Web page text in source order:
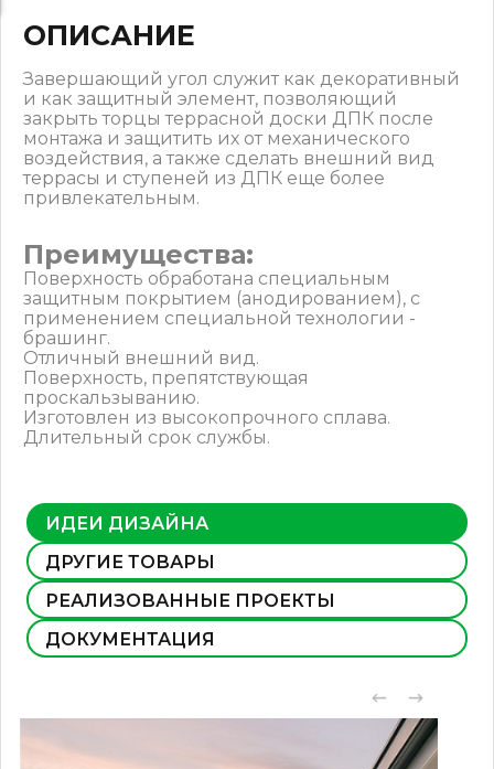
ОПИСАНИЕ
Завершающий угол служит как декоративный
и как защитный элемент, позволяющий
закрыть торцы террасной доски ДПК после
монтажа и защитить их от механического
воздействия, а также сделать внешний вид
террасы и ступеней из ДПК еще более
привлекательным.
Преимущества:
Поверхность обработана специальным
защитным покрытием (анодированием), с
применением специальной технологии -
брашинг.
Отличный внешний вид.
Поверхность, препятствующая
проскальзыванию.
Изготовлен из высокопрочного сплава.
Длительный срок службы.
ИДЕИ ДИЗАЙНА
ДРУГИЕ ТОВАРЫ
РЕАЛИЗОВАННЫЕ ПРОЕКТЫ
ДОКУМЕНТАЦИЯ